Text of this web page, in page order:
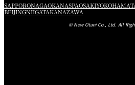
SAPPORONAGAOKANASPAOSAKIYOKOHAMA
BEIJINGNIIGATAKANAZAWA
© New Otani Co., Ltd. All